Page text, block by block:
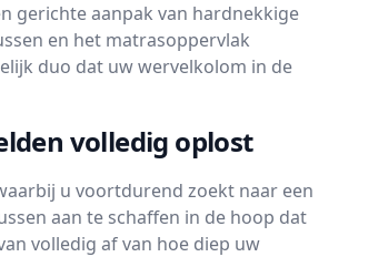
gerichte aanpak van hardnekkige
en het matrasoppervlak
duo dat uw wervelkolom in de
volledig oplost
u voortdurend zoekt naar een
aan te schaffen in de hoop dat
volledig af van hoe diep uw